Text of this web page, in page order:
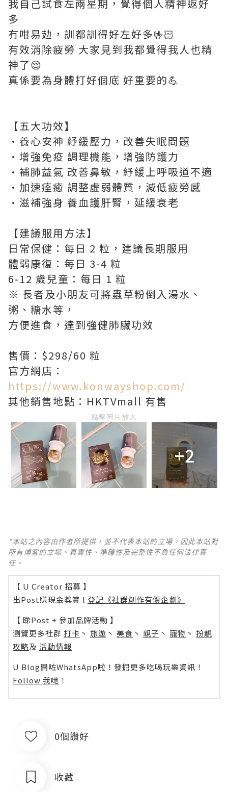
我自己試食左兩星期，覺得個人精神返好
多
冇咁易攰，訓都訓得好左好多🤟🏻
有效消除疲勞 大家見到我都覺得我人也精
神了😌
真係要為身體打好個底 好重要的💪
【五大功效】
•養心安神 紓緩壓力，改善失眠問題
•增強免疫 調理機能，增強防護力
•補肺益氣 改善鼻敏，紓緩上呼吸道不適
•加速痊癒 調整虛弱體質，減低疲勞感
•滋補強身 養血護肝腎，延緩衰老
【建議服用方法】
日常保健：每日 2 粒，建議長期服用
體弱康復：每日 3-4 粒
6-12 歲兒童：每日 1 粒
※ 長者及小朋友可將蟲草粉倒入湯水、
粥、糖水等，
方便進食，達到強健肺臟功效
售價：$298/60 粒
官方網店：
https://www.konwayshop.com/
其他銷售地點：HKTVmall 有售
點擊圖片放大
+2
*本站之內容由作者所提供，並不代表本站的立場。因此本站對
所有博客的立場、真實性、準確性及完整性不負任何法律責
任。
【 U Creator 招募 】
出Post賺現金獎賞 l 登記《社群創作有價企劃》
【 睇Post + 參加品牌活動 】
瀏覽更多社群 打卡 丶 旅遊 丶 美食 丶 親子 丶 寵物 丶 扮靚
攻略及 活動情報
U Blog開咗WhatsApp啦！發掘更多吃喝玩樂資訊！
Follow 我哋 ！
0個讚好
收藏